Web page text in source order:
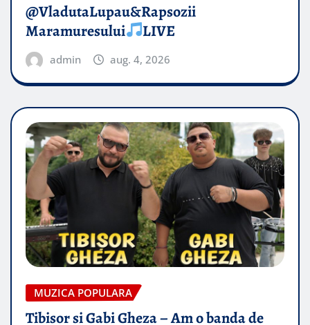
@VladutaLupau&Rapsozii
Maramuresului
LIVE
admin aug. 4, 2026
MUZICA POPULARA
Tibisor si Gabi Gheza – Am o banda de